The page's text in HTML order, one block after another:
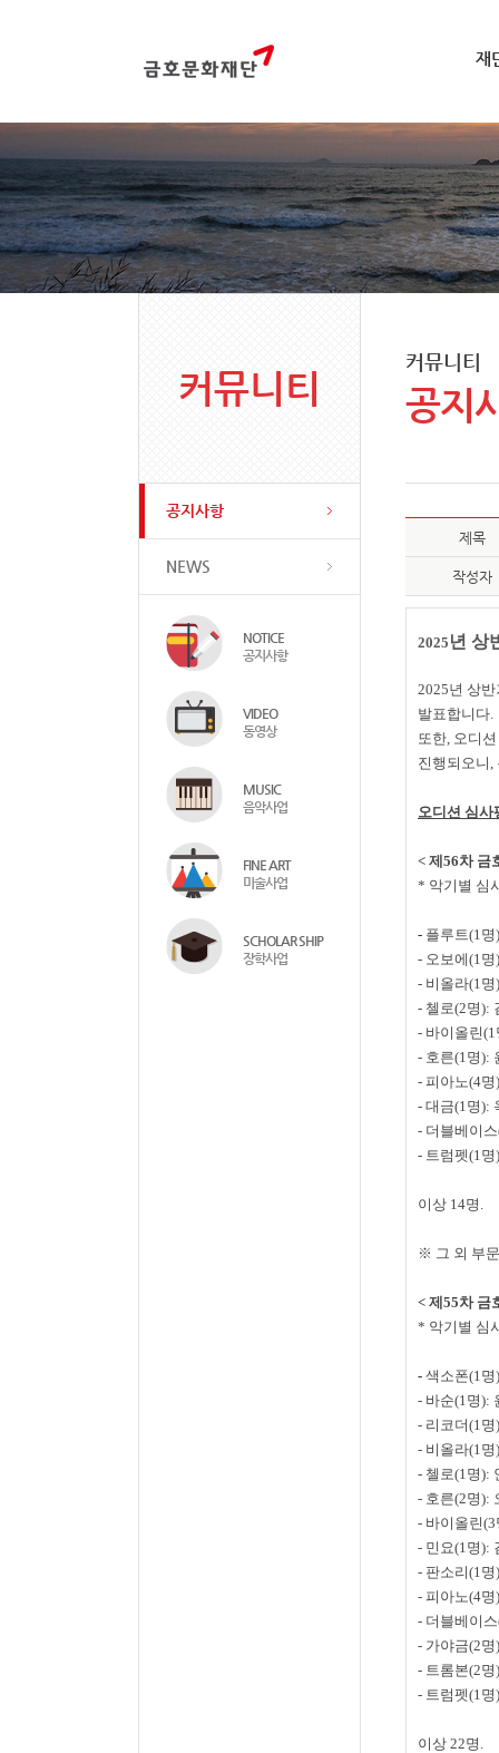
재
커뮤니티
공지사항
NEWS
NOTICE
공지사항
VIDEO
동영상
MUSIC
음악사업
FINE ART
미술사업
SCHOLAR SHIP
장학사업
커뮤니티
공지
제목
작성자
2025 년 상
2025년 상
발표합니다.
또한, 오디션
진행되오니,
오디션 심사
< 제 56차 금
* 악기별 심
- 플루트(1명
- 오보에(1명
- 비올라(1명
- 첼로(2명):
- 바이올린(1
- 호른(1명):
- 피아노(4명
- 대금(1명):
- 더블베이스
- 트럼펫(1명
이상 14명 .
※ 그 외 부
< 제 55차 금
* 악기별 심
- 색소폰(1명
- 바순(1명):
- 리코더(1명
- 비올라(1명
- 첼로(1명):
- 호른(2명):
- 바이올린(3
- 민요(1명):
- 판소리(1명
- 피아노(4명
- 더블베이스
- 가야금(2명
- 트롬본(2명
- 트럼펫(1명
이상 22명 .